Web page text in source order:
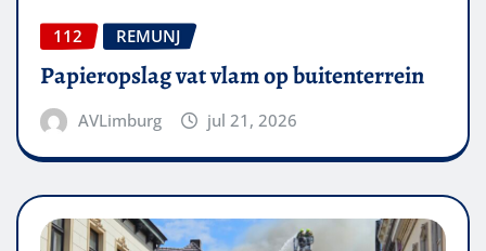
112 REMUNJ
Papieropslag vat vlam op buitenterrein
AVLimburg jul 21, 2026